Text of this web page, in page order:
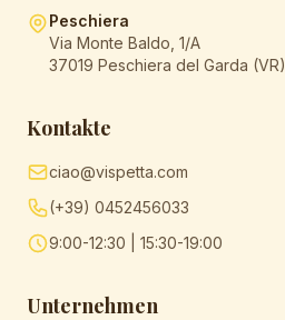
Peschiera
Via Monte Baldo, 1/A
37019 Peschiera del Garda (VR)
Kontakte
ciao@vispetta.com
(+39) 0452456033
9:00-12:30 | 15:30-19:00
Unternehmen